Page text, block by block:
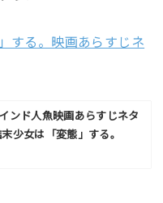
する。映画あらすじネ
ンド人魚映画あらすじネタ
少女は「変態」する。